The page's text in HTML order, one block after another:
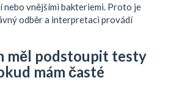
nebo vnějšími bakteriemi. Proto je
odběr a interpretaci provádí
měl podstoupit testy
mám časté